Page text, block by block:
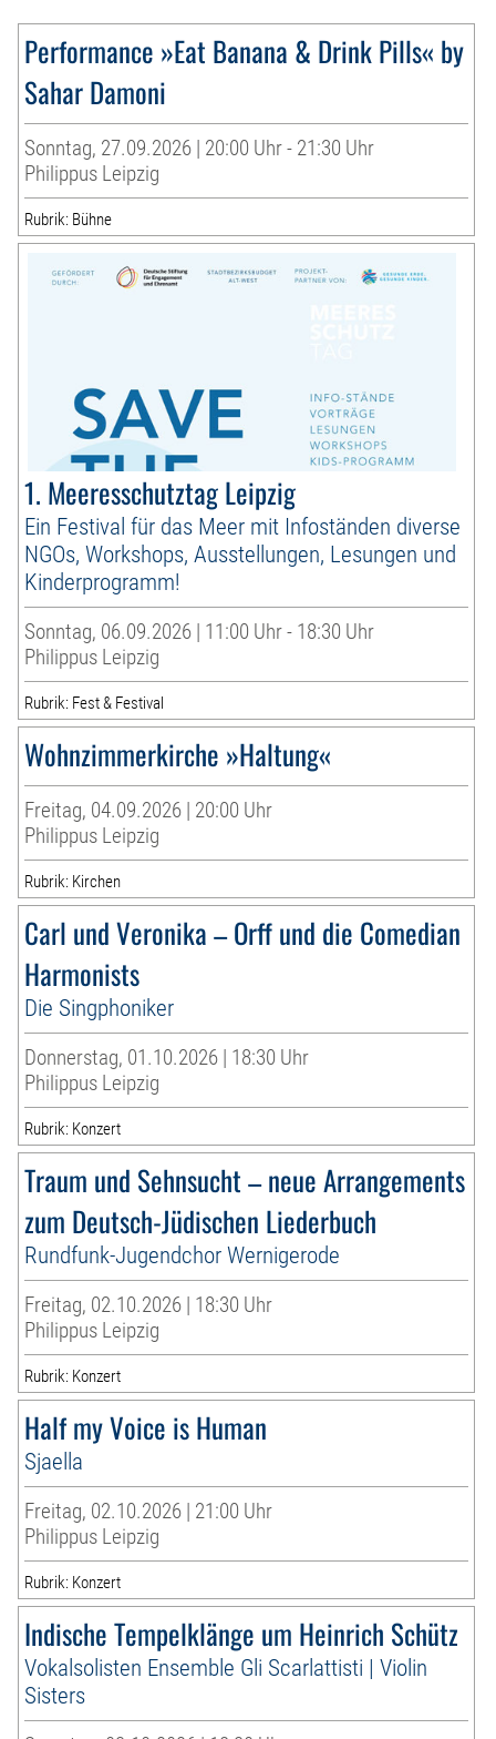
Performance »Eat Banana & Drink Pills« by
Sahar Damoni
Sonntag, 27.09.2026 | 20:00 Uhr - 21:30 Uhr
Philippus Leipzig
Rubrik: Bühne
1. Meeresschutztag Leipzig
Ein Festival für das Meer mit Infoständen diverse
NGOs, Workshops, Ausstellungen, Lesungen und
Kinderprogramm!
Sonntag, 06.09.2026 | 11:00 Uhr - 18:30 Uhr
Philippus Leipzig
Rubrik: Fest & Festival
Wohnzimmerkirche »Haltung«
Freitag, 04.09.2026 | 20:00 Uhr
Philippus Leipzig
Rubrik: Kirchen
Carl und Veronika – Orff und die Comedian
Harmonists
Die Singphoniker
Donnerstag, 01.10.2026 | 18:30 Uhr
Philippus Leipzig
Rubrik: Konzert
Traum und Sehnsucht – neue Arrangements
zum Deutsch-Jüdischen Liederbuch
Rundfunk-Jugendchor Wernigerode
Freitag, 02.10.2026 | 18:30 Uhr
Philippus Leipzig
Rubrik: Konzert
Half my Voice is Human
Sjaella
Freitag, 02.10.2026 | 21:00 Uhr
Philippus Leipzig
Rubrik: Konzert
Indische Tempelklänge um Heinrich Schütz
Vokalsolisten Ensemble Gli Scarlattisti | Violin
Sisters